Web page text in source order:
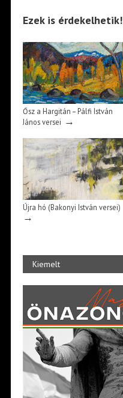
Ezek is érdekelhetik!
Ősz a Hargitán – Pálfi István
János versei →
Újra hó (Bakonyi István versei)
→
Kiemelt